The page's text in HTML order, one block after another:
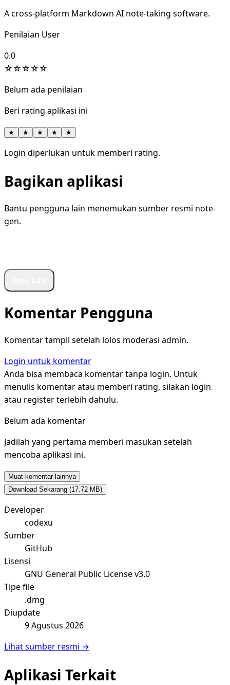
A cross-platform Markdown AI note-taking software.
Penilaian User
0.0
☆☆☆☆☆
Belum ada penilaian
Beri rating aplikasi ini
★ ★ ★ ★ ★
Login diperlukan untuk memberi rating.
Bagikan aplikasi
Bantu pengguna lain menemukan sumber resmi note-
gen.
Komentar Pengguna
Komentar tampil setelah lolos moderasi admin.
Login untuk komentar
Anda bisa membaca komentar tanpa login. Untuk
menulis komentar atau memberi rating, silakan login
atau register terlebih dahulu.
Belum ada komentar
Jadilah yang pertama memberi masukan setelah
mencoba aplikasi ini.
Muat komentar lainnya
Download Sekarang (17.72 MB)
Developer
codexu
Sumber
GitHub
Lisensi
GNU General Public License v3.0
Tipe file
.dmg
Diupdate
9 Agustus 2026
Lihat sumber resmi →
Aplikasi Terkait